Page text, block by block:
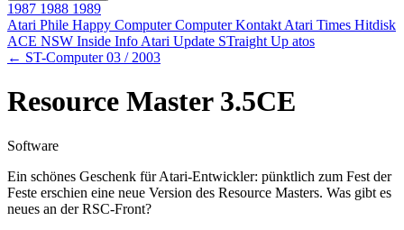
1987 1988 1989
Atari Phile Happy ComputerComputer Kontakt Atari Times Hitdisk
ACE NSW Inside Info Atari Update STraight Up atos
← ST-Computer 03 / 2003
Resource Master 3.5CE
Software
Ein schönes Geschenk für Atari-Entwickler: pünktlich zum Fest der
Feste erschien eine neue Version des Resource Masters. Was gibt es
neues an der RSC-Front?